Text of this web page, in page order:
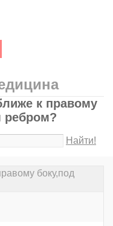
к правому
ребром?
Найти!
боку,под